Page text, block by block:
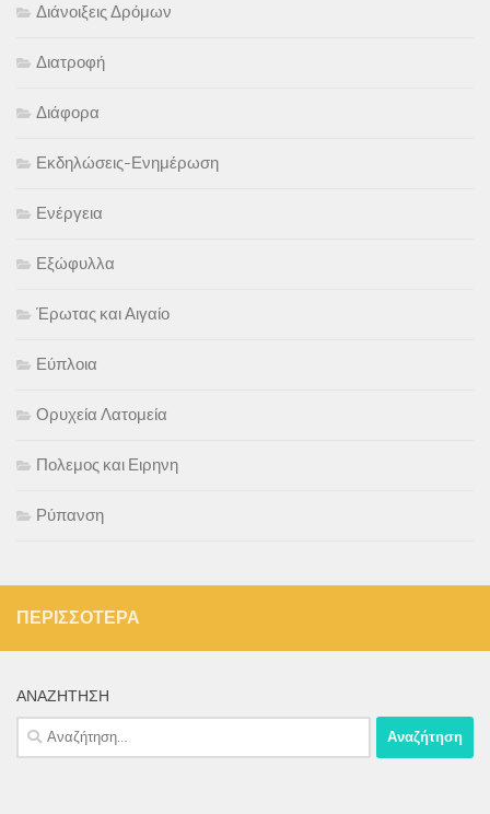
Διάνοιξεις Δρόμων
Διατροφή
Διάφορα
Εκδηλώσεις-Ενημέρωση
Ενέργεια
Εξώφυλλα
Έρωτας και Αιγαίο
Εύπλοια
Ορυχεία Λατομεία
Πολεμος και Ειρηνη
Ρύπανση
ΠΕΡΙΣΣΌΤΕΡΑ
ΑΝΑΖΉΤΗΣΗ
Αναζήτηση
για: